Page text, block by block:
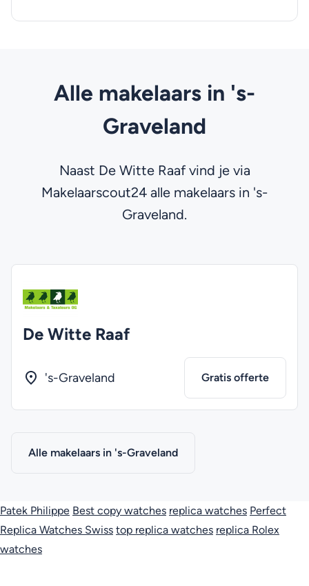
Alle makelaars in 's-
Graveland
Naast De Witte Raaf vind je via
Makelaarscout24 alle makelaars in 's-
Graveland.
De Witte Raaf
's-Graveland Gratis offerte
Alle makelaars in 's-Graveland
Patek Philippe Best copy watches replica watches Perfect
Replica Watches Swiss top replica watches replica Rolex
watches